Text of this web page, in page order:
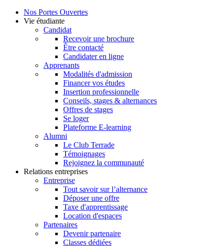
Nos Portes Ouvertes
Vie étudiante
Candidat
Recevoir une brochure
Être contacté
Candidater en ligne
Apprenants
Modalités d'admission
Financer vos études
Insertion professionnelle
Conseils, stages & alternances
Offres de stages
Se loger
Plateforme E-learning
Alumni
Le Club Terrade
Témoignages
Rejoignez la communauté
Relations entreprises
Entreprise
Tout savoir sur l’alternance
Déposer une offre
Taxe d'apprentissage
Location d'espaces
Partenaires
Devenir partenaire
Classes dédiées